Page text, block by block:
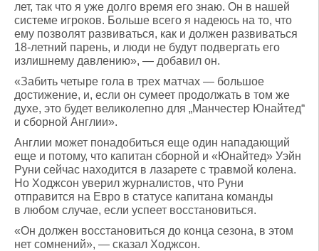
лет, так что я уже долго время его знаю. Он в нашей
системе игроков. Больше всего я надеюсь на то, что
ему позволят развиваться, как и должен развиваться
18-летний парень, и люди не будут подвергать его
излишнему давлению», — добавил он.
«Забить четыре гола в трех матчах — большое
достижение, и, если он сумеет продолжать в том же
духе, это будет великолепно для „Манчестер Юнайтед“
и сборной Англии».
Англии может понадобиться еще один нападающий
еще и потому, что капитан сборной и «Юнайтед» Уэйн
Руни сейчас находится в лазарете с травмой колена.
Но Ходжсон уверил журналистов, что Руни
отправится на Евро в статусе капитана команды
в любом случае, если успеет восстановиться.
«Он должен восстановиться до конца сезона, в этом
нет сомнений», — сказал Ходжсон.